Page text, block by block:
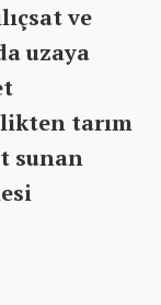
ve
uzaya
tarım
sunan